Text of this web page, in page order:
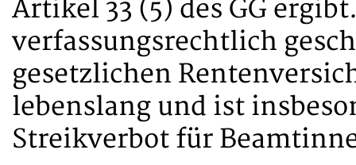
Artikel 33 (5) des GG
verfassungsrechtlich
gesetzlichen
lebenslang und ist
Streikverbot für